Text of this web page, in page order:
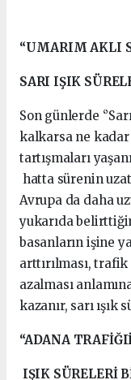
“UMARIM AKLI
SARI IŞIK
Son günlerde
kalkarsa ne kadar
tartışmaları
hatta sürenin
Avrupa da daha
yukarıda
basanların işine
arttırılması, trafik
azalması
kazanır, sarı ışık
“ADANA
IŞIK SÜRELERİ